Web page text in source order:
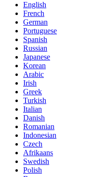
English
French
German
Portuguese
Spanish
Russian
Japanese
Korean
Arabic
Irish
Greek
Turkish
Italian
Danish
Romanian
Indonesian
Czech
Afrikaans
Swedish
Polish